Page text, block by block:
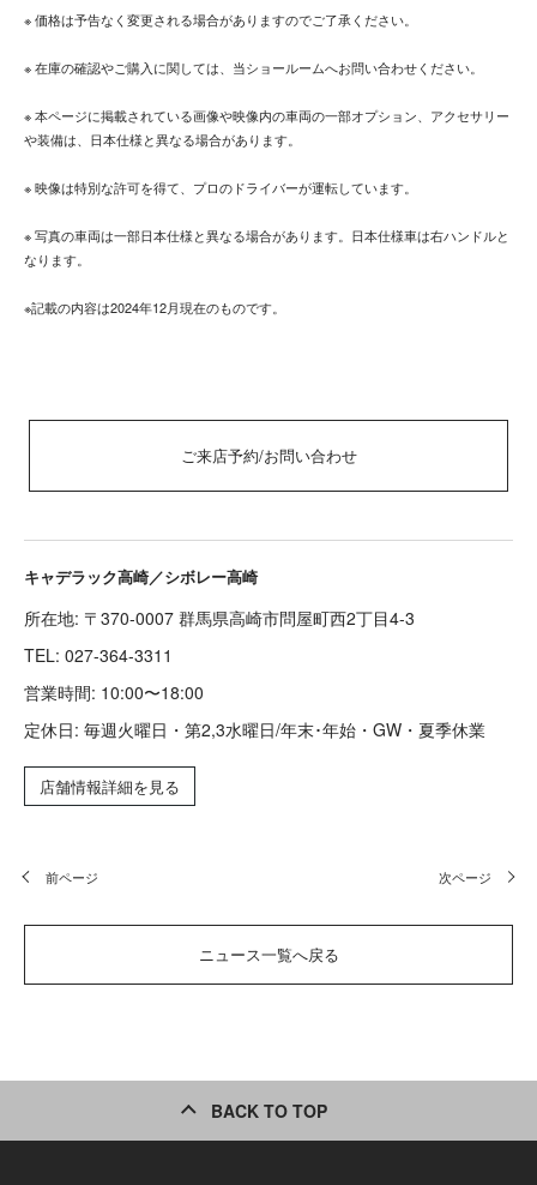
※ 価格は予告なく変更される場合がありますのでご了承ください。
※ 在庫の確認やご購入に関しては、当ショールームへお問い合わせください。
※ 本ページに掲載されている画像や映像内の車両の一部オプション、アクセサリー
や装備は、日本仕様と異なる場合があります。
※ 映像は特別な許可を得て、プロのドライバーが運転しています。
※ 写真の車両は一部日本仕様と異なる場合があります。日本仕様車は右ハンドルと
なります。
※記載の内容は2024年12月現在のものです。
ご来店予約/お問い合わせ
キャデラック高崎／シボレー高崎
所在地: 〒370-0007 群馬県高崎市問屋町西2丁目4-3
TEL: 027-364-3311
営業時間: 10:00〜18:00
定休日: 毎週火曜日・第2,3水曜日/年末･年始・GW・夏季休業
店舗情報詳細を見る
前ページ 次ページ
ニュース一覧へ戻る
BACK TO TOP